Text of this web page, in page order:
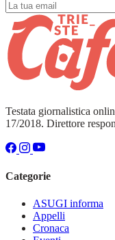
Testata giornalistica
17/2018. Direttore
Categorie
ASUGI informa
Appelli
Cronaca